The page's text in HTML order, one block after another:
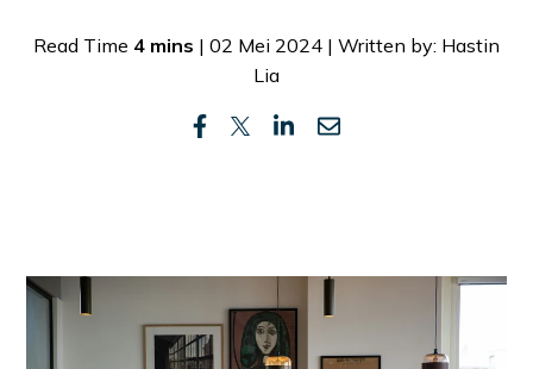
Read Time 4 mins | 02 Mei 2024 | Written by: Hastin
Lia